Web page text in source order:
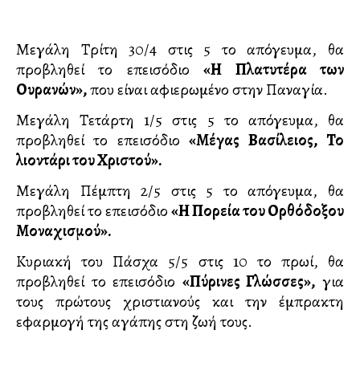
Μεγάλη Τρίτη 30/4 στις 5 το απόγευμα, θα
προβληθεί το επεισόδιο«Η Πλατυτέρα των
Ουρανών»,που είναι αφιερωμένο στην Παναγία.
Μεγάλη Τετάρτη 1/5 στις 5 το απόγευμα, θα
προβληθεί το επεισόδιο«Μέγας Βασίλειος, Το
λιοντάρι του Χριστού».
Μεγάλη Πέμπτη 2/5 στις 5 το απόγευμα, θα
προβληθεί το επεισόδιο«Η Πορεία του Ορθόδοξου
Μοναχισμού».
Κυριακή του Πάσχα 5/5 στις 10 το πρωί, θα
προβληθεί το επεισόδιο «Πύρινες Γλώσσες»,για
τους πρώτους χριστιανούς και την έμπρακτη
εφαρμογή της αγάπης στη ζωή τους.